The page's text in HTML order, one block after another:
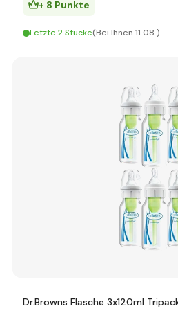
+ 8 Punkte
Letzte 2 Stücke(Bei Ihnen 11.08.)
Dr.Browns Flasche 3x120ml